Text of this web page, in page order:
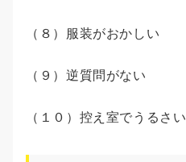
（８）服装がおかしい
（９）逆質問がない
（１０）控え室でうるさい